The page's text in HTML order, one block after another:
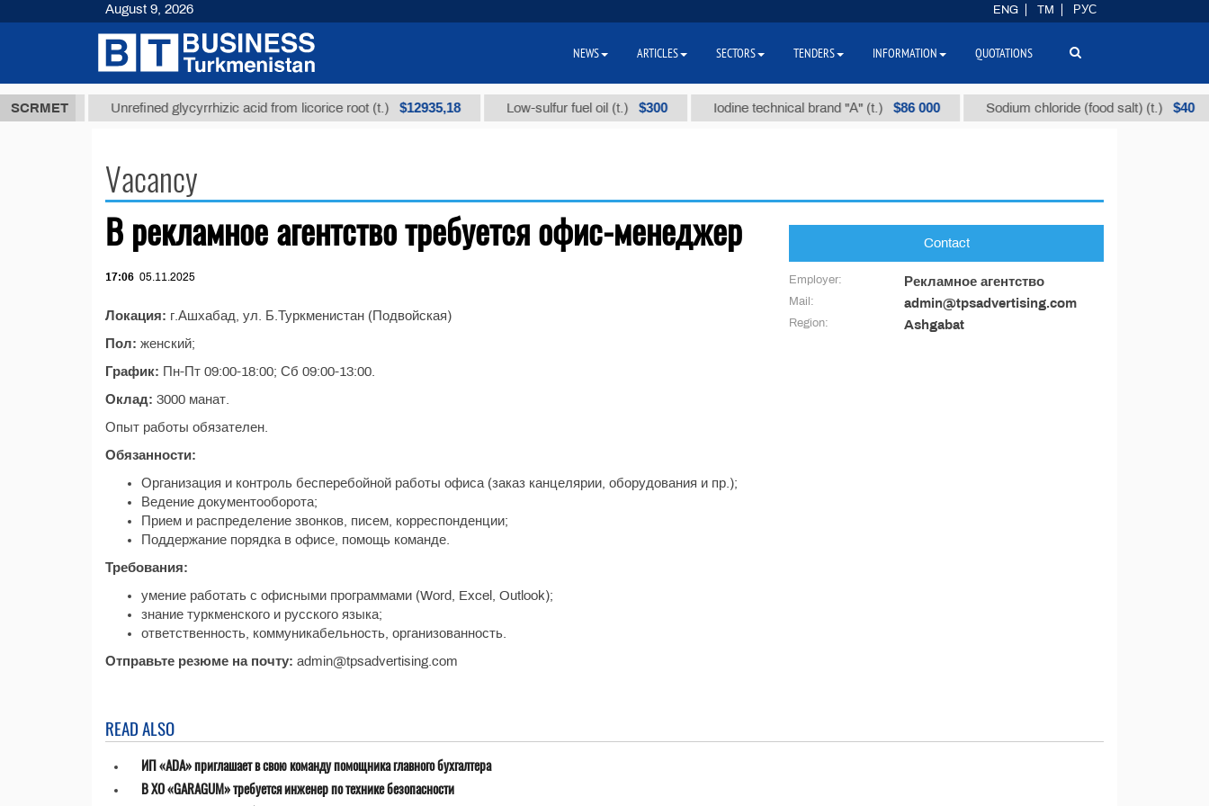
SCRMET
ТМТ Unrefined glycyrrhizic acid from licorice root (t.) $12935,18 Low-sulfur fuel oil (t.) $300 Iodine technical brand "А" (t.) $86 000 Sodium chloride (food salt) (t.) $40
Vacancy
В рекламное агентство требуется офис-менеджер
17:06 05.11.2025
Локация: г.Ашхабад, ул. Б.Туркменистан (Подвойская)
Пол: женский;
График: Пн-Пт 09:00-18:00; Сб 09:00-13:00.
Оклад: 3000 манат.
Опыт работы обязателен.
Обязанности:
Организация и контроль бесперебойной работы офиса (заказ канцелярии, оборудования и пр.);
Ведение документооборота;
Прием и распределение звонков, писем, корреспонденции;
Поддержание порядка в офисе, помощь команде.
Требования:
умение работать с офисными программами (Word, Excel, Outlook);
знание туркменского и русского языка;
ответственность, коммуникабельность, организованность.
Отправьте резюме на почту: admin@tpsadvertising.com
Contact
Employer: Рекламное агентство
Mail: admin@tpsadvertising.com
Region: Ashgabat
READ ALSO
ИП «ADA» приглашает в свою команду помощника главного бухгалтера
В ХО «GARAGUM» требуется инженер по технике безопасности
August 9, 2026 ENG TM РУС
NEWS ARTICLES SECTORS TENDERS INFORMATION QUOTATIONS